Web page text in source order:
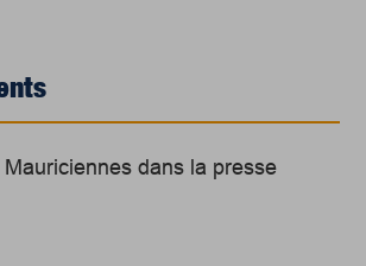
dans la presse